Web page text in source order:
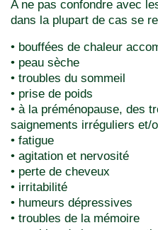
A ne pas confondre avec
dans la plupart de cas se
• bouffées de chaleur
• peau sèche
• troubles du sommeil
• prise de poids
• à la préménopause, des
saignements irréguliers et/
• fatigue
• agitation et nervosité
• perte de cheveux
• irritabilité
• humeurs dépressives
• troubles de la mémoire